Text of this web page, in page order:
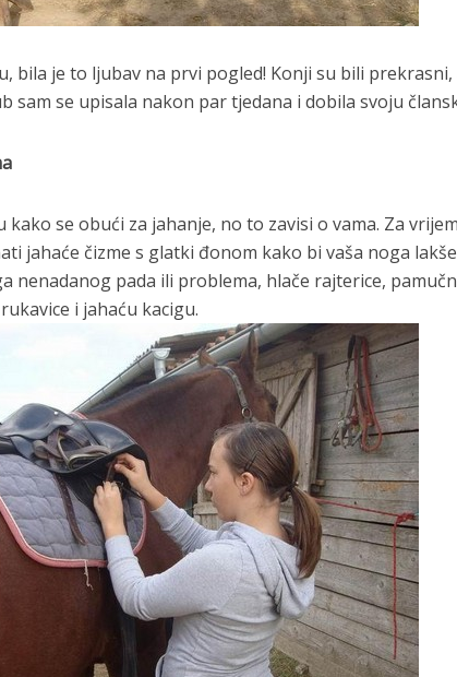
bila je to ljubav na prvi pogled! Konji su bili
sam se upisala nakon par tjedana i dobila svoju
kako se obući za jahanje, no to zavisi o vama. Za
jahaće čizme s glatki đonom kako bi vaša noga
nenadanog pada ili problema, hlače rajterice,
i jahaću kacigu.